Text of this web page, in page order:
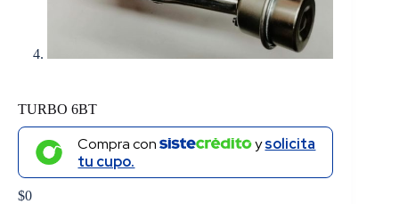
TURBO 6BT
Compra con ysolicita
tu cupo.
$0